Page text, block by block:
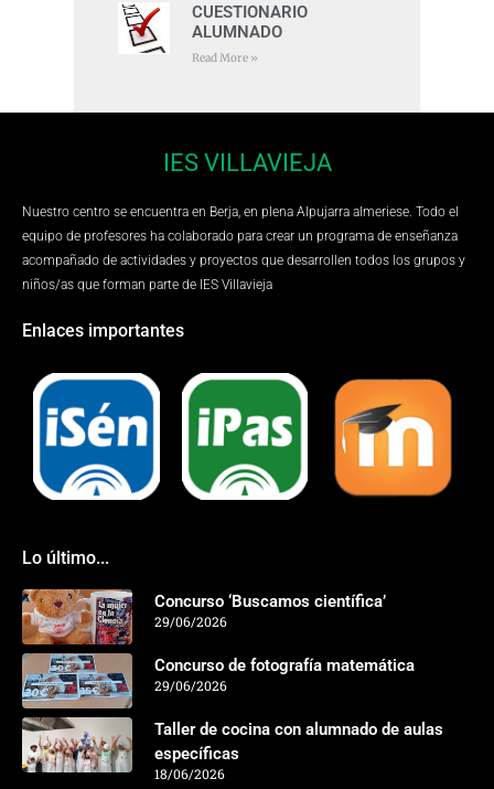
CUESTIONARIO
ALUMNADO
Read More »
IES VILLAVIEJA
Nuestro centro se encuentra en Berja, en plena Alpujarra almeriese. Todo el
equipo de profesores ha colaborado para crear un programa de enseñanza
acompañado de actividades y proyectos que desarrollen todos los grupos y
niños/as que forman parte de IES Villavieja
Enlaces importantes
Lo último...
Concurso ‘Buscamos científica’
29/06/2026
Concurso de fotografía matemática
29/06/2026
Taller de cocina con alumnado de aulas
específicas
18/06/2026